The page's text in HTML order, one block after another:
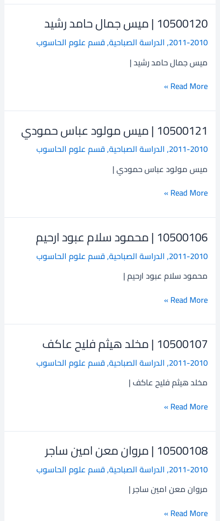
10500120 | ميس جمال حامد رشيد
2011-2010
, الدراسة الصباحية,قسم علوم الحاسوب
ميس جمال حامد رشيد |
10500120
ميس
جمال
حامد
رشيد
Read More »
10500121 | ميس مولود عباس حمودي
2011-2010
, الدراسة الصباحية,قسم علوم الحاسوب
ميس مولود عباس حمودي |
10500121
ميس
مولود
عباس
حمودي
Read More »
10500106 | محمود سلام عبود ارحيم
2011-2010
, الدراسة الصباحية,قسم علوم الحاسوب
محمود سلام عبود ارحيم |
10500106
محمود
سلام
عبود
ارحيم
Read More »
10500107 | مخلد هيثم فليح عاكف
2011-2010
, الدراسة الصباحية,قسم علوم الحاسوب
مخلد هيثم فليح عاكف |
10500107
مخلد
هيثم
فليح
عاكف
Read More »
10500108 | مروان معن امين ساجر
2011-2010
, الدراسة الصباحية,قسم علوم الحاسوب
مروان معن امين ساجر |
10500108
مروان
معن
امين
ساجر
Read More »